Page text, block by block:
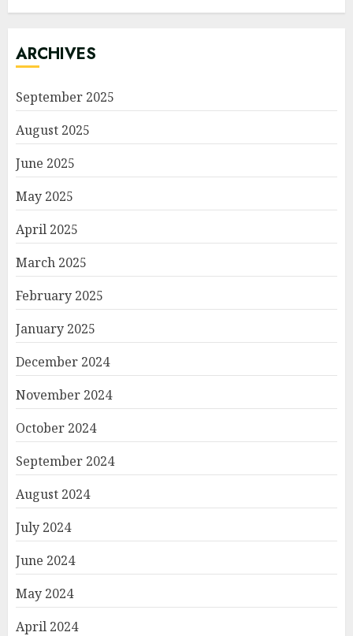
ARCHIVES
September 2025
August 2025
June 2025
May 2025
April 2025
March 2025
February 2025
January 2025
December 2024
November 2024
October 2024
September 2024
August 2024
July 2024
June 2024
May 2024
April 2024